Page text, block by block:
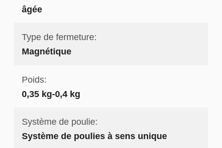
âgée
Type de fermeture:
Magnétique
Poids:
0,35 kg-0,4 kg
Système de poulie:
Système de poulies à sens unique